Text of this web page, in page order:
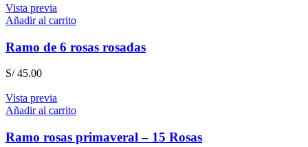
original
era:
Vista previa
Añadir al carrito
Ramo de 6 rosas rosadas
S/45.00
Vista previa
Añadir al carrito
Ramo rosas primaveral – 15 Rosas